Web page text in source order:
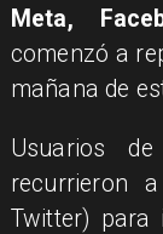
Meta,
comenzó a
mañana de
Usuarios
recurrieron
Twitter) para